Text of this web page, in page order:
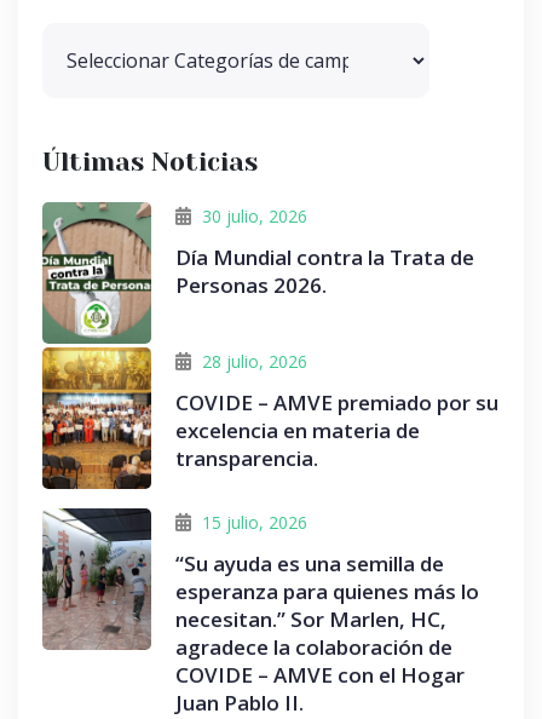
Últimas Noticias
30 julio, 2026
Día Mundial contra la Trata de
Personas 2026.
28 julio, 2026
COVIDE – AMVE premiado por su
excelencia en materia de
transparencia.
15 julio, 2026
“Su ayuda es una semilla de
esperanza para quienes más lo
necesitan.” Sor Marlen, HC,
agradece la colaboración de
COVIDE – AMVE con el Hogar
Juan Pablo II.